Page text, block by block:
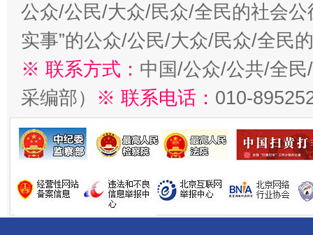
公众/公民/大众/民众/全民的社会公
实事”的公众/公民/大众/民众/全民
※ 联系方式： 中国/公众/公共/全
采编部） ※ 联系电话： 010-